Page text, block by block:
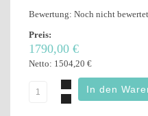
Bewertung: Noch nicht bewertet
Preis:
1790,00 €
Netto: 1504,20 €